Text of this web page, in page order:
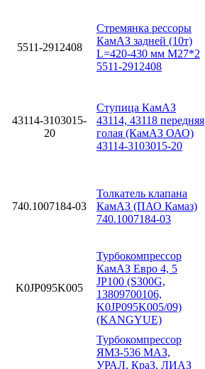
5511-2912408
Стремянка рессоры
КамАЗ задней (10т)
L=420-430 мм М27*2
5511-2912408
43114-3103015-
20
Ступица КамАЗ
43114, 43118 передняя
голая (КамАЗ ОАО)
43114-3103015-20
740.1007184-03
Толкатель клапана
КамАЗ (ПАО Камаз)
740.1007184-03
K0JP095K005
Турбокомпрессор
КамАЗ Евро 4, 5
JP100 (S300G,
13809700106,
K0JP095K005/09)
(KANGYUE)
Турбокомпрессор
ЯМЗ-536 МАЗ,
УРАЛ, КраЗ, ЛИАЗ